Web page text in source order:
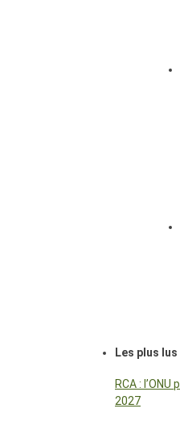
Les plus lus
RCA :
2027